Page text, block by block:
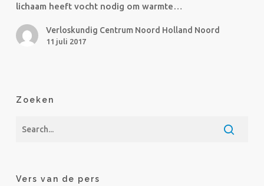
lichaam heeft vocht nodig om warmte…
Verloskundig Centrum Noord Holland Noord
11 juli 2017
Zoeken
Vers van de pers